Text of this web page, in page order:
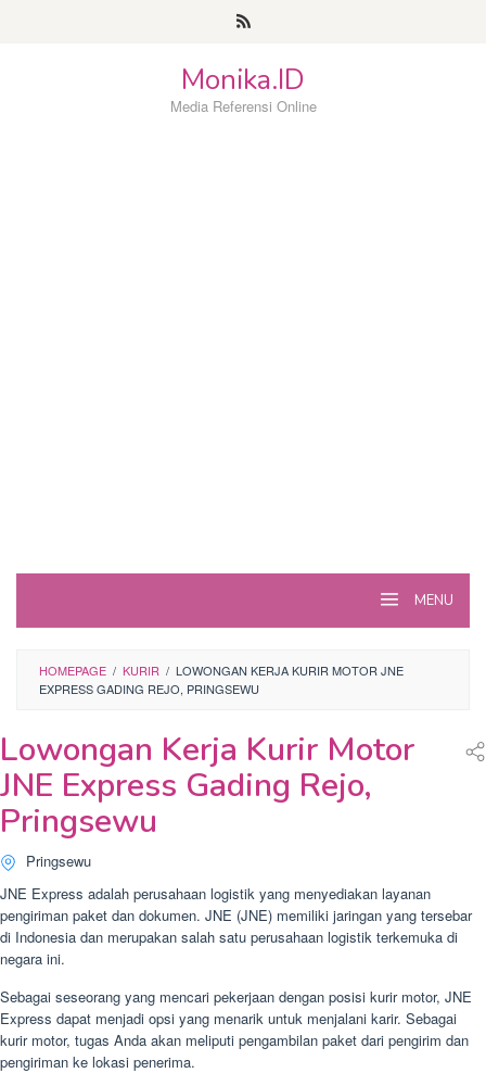
Monika.ID
Media Referensi Online
MENU
HOMEPAGE / KURIR / LOWONGAN KERJA KURIR MOTOR JNE
EXPRESS GADING REJO, PRINGSEWU
Lowongan Kerja Kurir Motor
JNE Express Gading Rejo,
Pringsewu
Pringsewu
JNE Express adalah perusahaan logistik yang menyediakan layanan
pengiriman paket dan dokumen. JNE (JNE) memiliki jaringan yang tersebar
di Indonesia dan merupakan salah satu perusahaan logistik terkemuka di
negara ini.
Sebagai seseorang yang mencari pekerjaan dengan posisi kurir motor, JNE
Express dapat menjadi opsi yang menarik untuk menjalani karir. Sebagai
kurir motor, tugas Anda akan meliputi pengambilan paket dari pengirim dan
pengiriman ke lokasi penerima.